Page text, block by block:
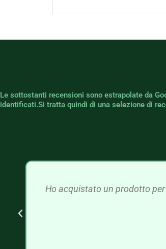
Le sottostanti recensioni sono estrapolate da
identificati.Si tratta quindi di una selezione di
Ho acquistato un prodotto